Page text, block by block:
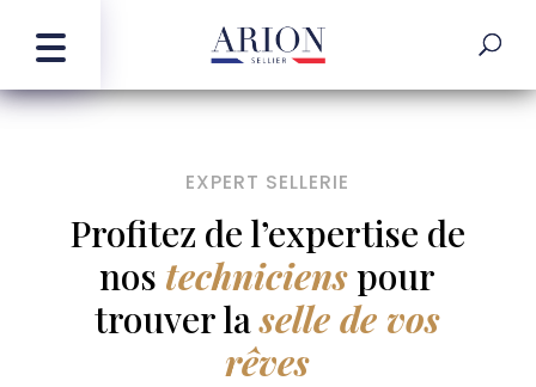
EXPERT SELLERIE
Profitez de l’expertise de
nos technicienspour
trouver laselle de vos
rêves